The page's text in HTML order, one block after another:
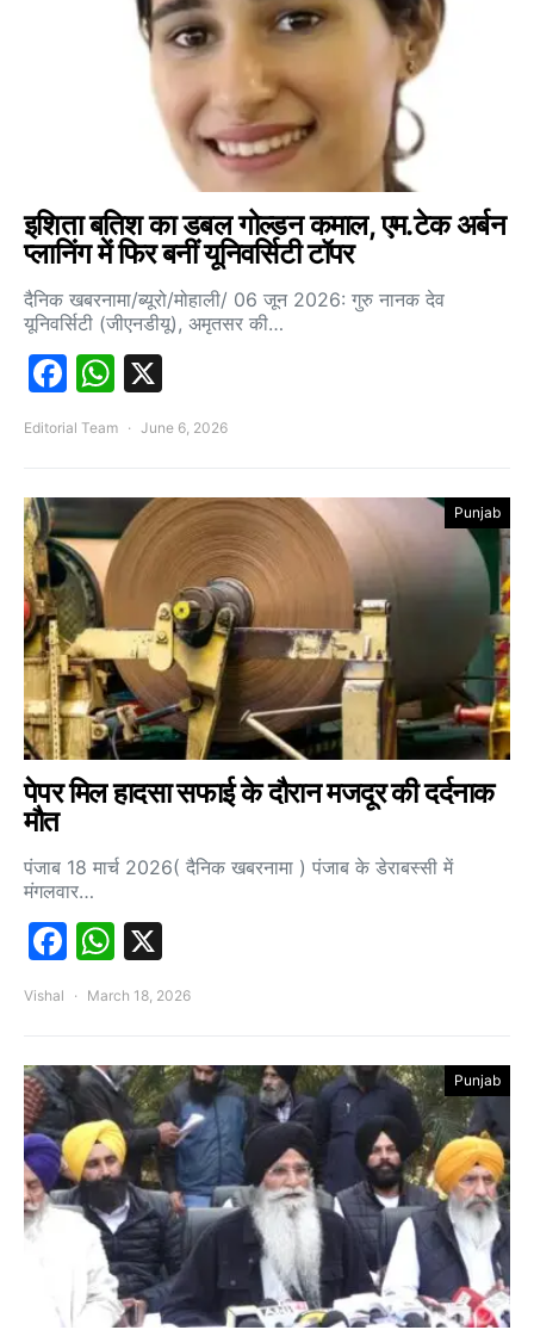
इशिता बतिश का डबल गोल्डन कमाल, एम.टेक अर्बन
प्लानिंग में फिर बनीं यूनिवर्सिटी टॉपर
दैनिक खबरनामा/ब्यूरो/मोहाली/ 06 जून 2026: गुरु नानक देव
यूनिवर्सिटी (जीएनडीयू), अमृतसर की…
Facebook
WhatsApp
Editorial Team June 6, 2026
Punjab
पेपर मिल हादसा सफाई के दौरान मजदूर की दर्दनाक
मौत
पंजाब 18 मार्च 2026( दैनिक खबरनामा ) पंजाब के डेराबस्सी में
मंगलवार…
Facebook
WhatsApp
Vishal March 18, 2026
Punjab